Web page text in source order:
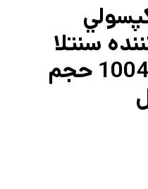
سنتلا
اسكين 1004 حجم